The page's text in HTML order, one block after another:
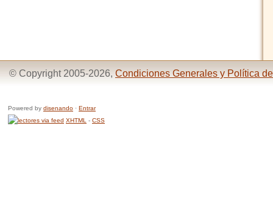
© Copyright 2005-2026, Condiciones Generales y Política
Powered by disenando · Entrar
XHTML
- CSS